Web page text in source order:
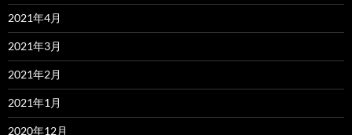
2021年4月
2021年3月
2021年2月
2021年1月
2020年12月